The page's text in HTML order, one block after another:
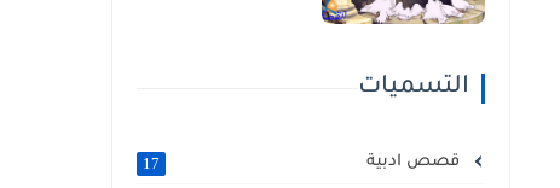
التسميات
قصص ادبية 17